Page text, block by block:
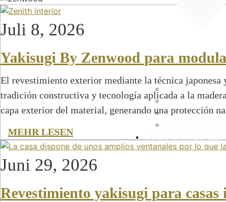
PROZESS
QUÉ ES
Juli 8, 2026
Yakisugi By Zenwood para
El revestimiento exterior mediante la técnica japonesa
tradición constructiva y tecnología aplicada a la
capa exterior del material, generando una protección
MEHR LESEN
Juni 29, 2026
Revestimiento yakisugi para